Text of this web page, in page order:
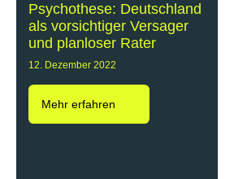
Psychothese: Deutschland
als vorsichtiger Versager
und planloser Rater
12. Dezember 2022
Mehr erfahren